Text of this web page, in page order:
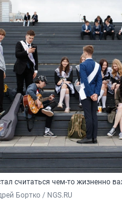
считаться чем-то жизненно
Бортко / NGS.RU